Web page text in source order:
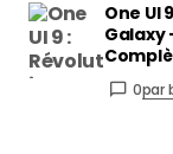
One UI
Galaxy
0par